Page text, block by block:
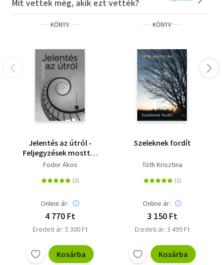
Mit vettek még, akik ezt vették?
KÖNYV
Jelentés az útról -
Feljegyzések mosttól
mostig
Fodor Ákos
Online ár:
4 770 Ft
Eredeti ár: 5 300 Ft
Kosárba
KÖNYV
Szeleknek fordít
Tóth Krisztina
Online ár:
3 150 Ft
Eredeti ár: 3 499 Ft
Kosárba